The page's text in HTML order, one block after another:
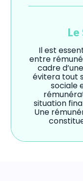
Il est
entre
cadre
évitera tout
sociale
situation
Une